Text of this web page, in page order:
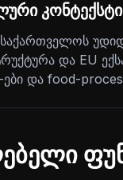
კონტექსტი
და EU
და food-